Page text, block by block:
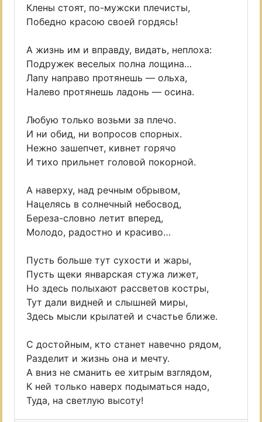
Клены стоят, по-мужски плечисты,
Победно красою своей гордясь!
А жизнь им и вправду, видать, неплоха:
Подружек веселых полна лощина…
Лапу направо протянешь — ольха,
Налево протянешь ладонь — осина.
Любую только возьми за плечо.
И ни обид, ни вопросов спорных.
Нежно зашепчет, кивнет горячо
И тихо прильнет головой покорной.
А наверху, над речным обрывом,
Нацелясь в солнечный небосвод,
Береза-словно летит вперед,
Молодо, радостно и красиво…
Пусть больше тут сухости и жары,
Пусть щеки январская стужа лижет,
Но здесь полыхают рассветов костры,
Тут дали видней и слышней миры,
Здесь мысли крылатей и счастье ближе.
С достойным, кто станет навечно рядом,
Разделит и жизнь она и мечту.
А вниз не сманить ее хитрым взглядом,
К ней только наверх подыматься надо,
Туда, на светлую высоту!